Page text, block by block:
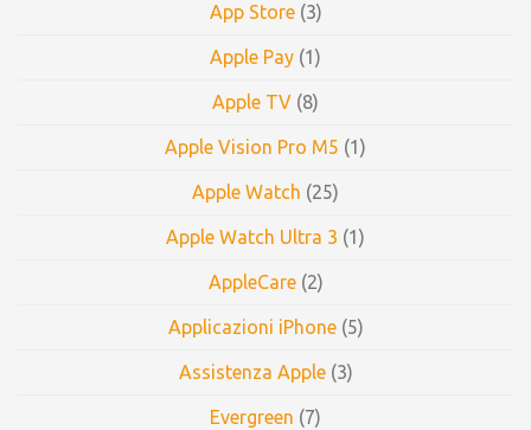
App Store(3)
Apple Pay (1)
Apple TV (8)
Apple Vision Pro M5 (1)
Apple Watch (25)
Apple Watch Ultra 3 (1)
AppleCare(2)
Applicazioni iPhone(5)
Assistenza Apple(3)
Evergreen (7)